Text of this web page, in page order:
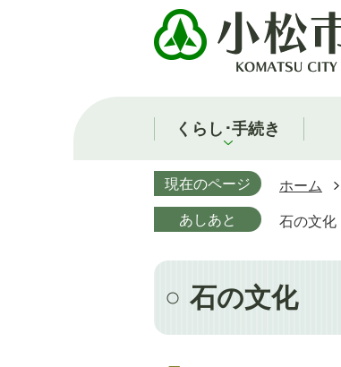
くらし･手続き
現在のページ ホーム
あしあと
石の文化
石の文化